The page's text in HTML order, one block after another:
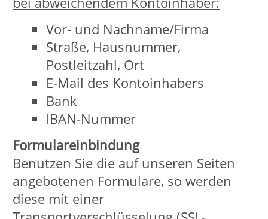
hinterlegt, der verhindert, dass
Matomo Nutzungsdaten speichert.
Wenn Sie Ihre Cookies löschen, hat
dies zur Folge, dass auch das Matomo
Opt-Out-Cookie gelöscht wird. Das Opt-
Out muss bei einem erneuten Besuch
unserer Seite wieder aktiviert werden.